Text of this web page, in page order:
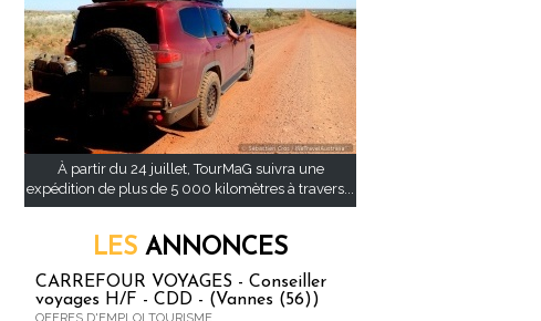
À partir du 24 juillet, TourMaG suivra une
expédition de plus de 5 000 kilomètres à travers...
LES ANNONCES
CARREFOUR VOYAGES - Conseiller
voyages H/F - CDD - (Vannes (56))
OFFRES D'EMPLOI TOURISME